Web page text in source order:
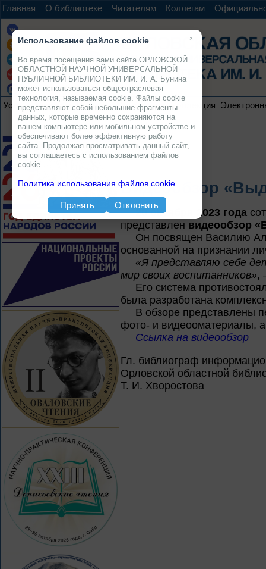
Главная О библиотеке Читателям Коллегам
Услуги Ресурсы Проекты Электронная коллекция
Видеообзор
20 октября 2023 года
представлен видеообзор
Он посвящен Василию
основанной на признании
«Я представляю себе
мир своих воспитанников»,
Его система
была разработана
В обзоре представлены
фото- и видеооматериалы, а
Ссылка на видеообзор
Гл. библиограф
Орловской областной
Т. И. Хворостова
×
Использование файлов cookie
Во время посещения вами сайта ОРЛОВСКОЙ
ОБЛАСТНОЙ НАУЧНОЙ УНИВЕРСАЛЬНОЙ
ПУБЛИЧНОЙ БИБЛИОТЕКИ ИМ. И. А. Бунина
может использоваться общеотраслевая
технология, называемая cookie. Файлы cookie
представляют собой небольшие фрагменты
данных, которые временно сохраняются на
вашем компьютере или мобильном устройстве и
обеспечивают более эффективную работу
сайта. Продолжая просматривать данный сайт,
вы соглашаетесь с использованием файлов
cookie.
Политика использования файлов cookie
Принять Отклонить